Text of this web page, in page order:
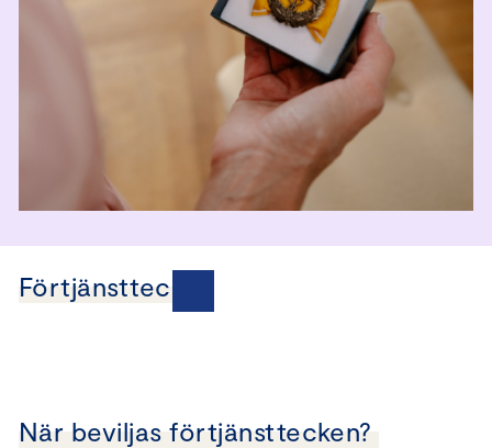
Förtjänsttecken
När beviljas förtjänsttecken?